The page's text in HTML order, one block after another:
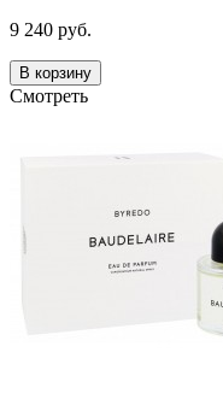
9 240 руб.
В корзину
Смотреть